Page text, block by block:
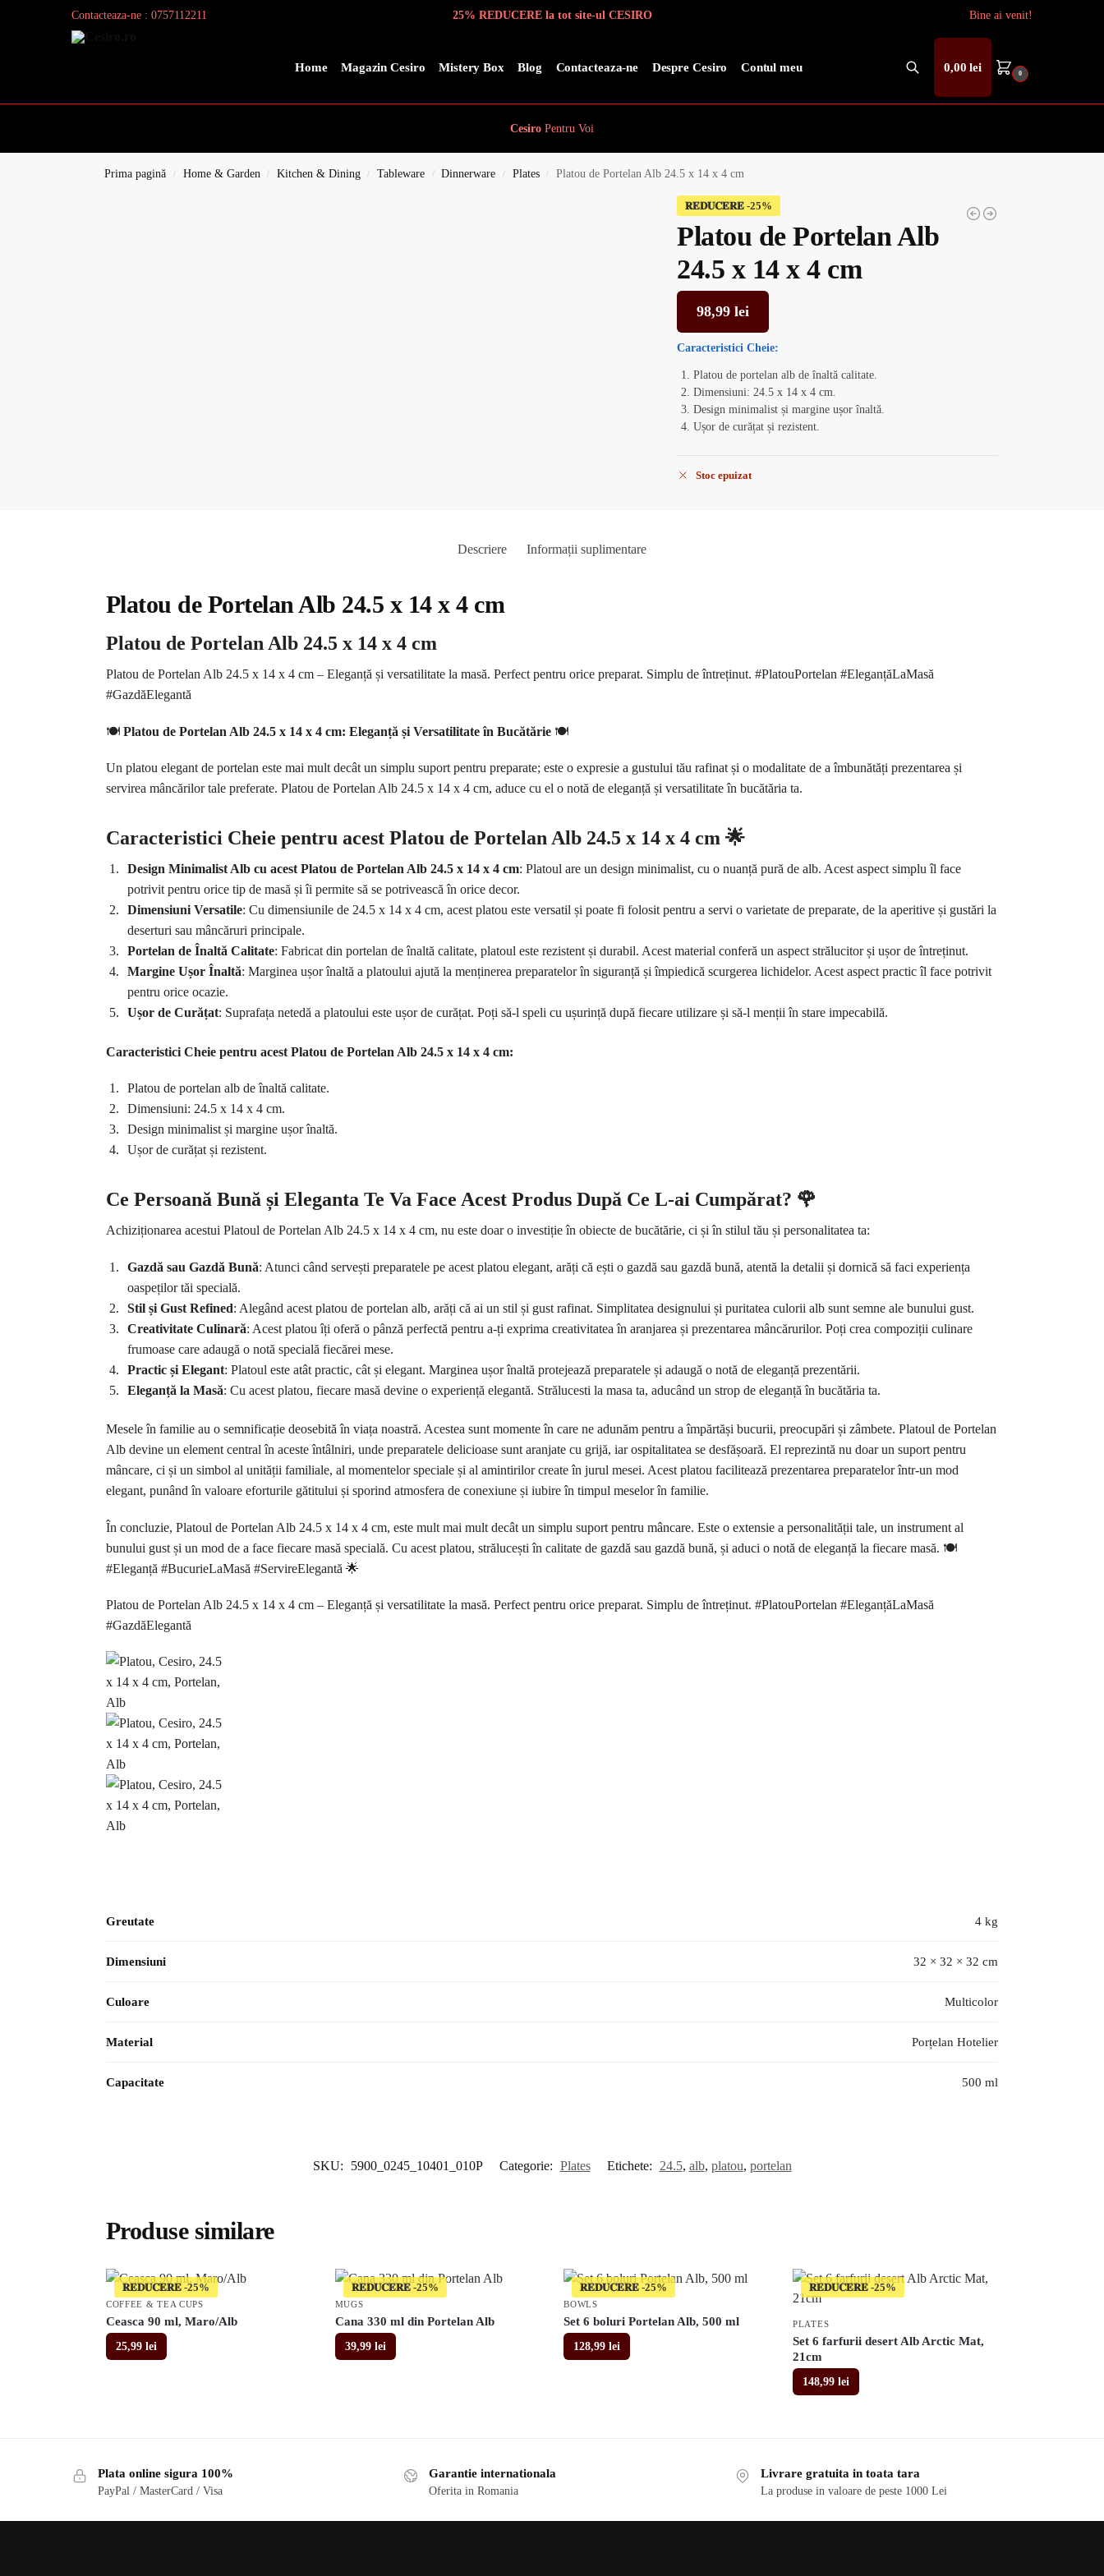
Contacteaza-ne : 0757112211 25% REDUCERE la tot site-ul CESIRO Bine ai venit!
Home Magazin Cesiro Mistery Box Blog Contacteaza-ne Despre Cesiro Contul meu
Search
0,00lei 0
Cesiro Pentru Voi
Prima pagină / Home & Garden / Kitchen & Dining / Tableware / Dinnerware / Plates / Platou de Portelan Alb 24.5 x 14 x 4 cm
𝐑𝐄𝐃𝐔𝐂𝐄𝐑𝐄
Platou de Portelan Alb
24.5 x 14 x 4 cm
98,99lei
Caracteristici Cheie:
Platou de portelan alb de înaltă calitate.
Dimensiuni: 24.5 x 14 x 4 cm.
Design minimalist și margine ușor înaltă.
Ușor de curățat și rezistent.
Stoc epuizat
Descriere Informații suplimentare
Platou de Portelan Alb 24.5 x 14 x 4 cm
Platou de Portelan Alb 24.5 x 14 x 4 cm
Platou de Portelan Alb 24.5 x 14 x 4 cm – Eleganță și versatilitate la masă. Perfect pentru orice preparat. Simplu de întreținut. #PlatouPortelan #EleganțăLaMasă
#GazdăElegantă
🍽️ Platou de Portelan Alb 24.5 x 14 x 4 cm: Eleganță și Versatilitate în Bucătărie🍽️
Un platou elegant de portelan este mai mult decât un simplu suport pentru preparate; este o expresie a gustului tău rafinat și o modalitate de a îmbunătăți prezentarea și
servirea mâncărilor tale preferate. Platou de Portelan Alb 24.5 x 14 x 4 cm, aduce cu el o notă de eleganță și versatilitate în bucătăria ta.
Caracteristici Cheie pentru acest Platou de Portelan Alb 24.5 x 14 x 4 cm 🌟
Design Minimalist Alb cu acest Platou de Portelan Alb 24.5 x 14 x 4 cm: Platoul are un design minimalist, cu o nuanță pură de alb. Acest aspect simplu îl face
potrivit pentru orice tip de masă și îi permite să se potrivească în orice decor.
Dimensiuni Versatile: Cu dimensiunile de 24.5 x 14 x 4 cm, acest platou este versatil și poate fi folosit pentru a servi o varietate de preparate, de la aperitive și gustări la
deserturi sau mâncăruri principale.
Portelan de Înaltă Calitate: Fabricat din portelan de înaltă calitate, platoul este rezistent și durabil. Acest material conferă un aspect strălucitor și ușor de întreținut.
Margine Ușor Înaltă: Marginea ușor înaltă a platoului ajută la menținerea preparatelor în siguranță și împiedică scurgerea lichidelor. Acest aspect practic îl face potrivit
pentru orice ocazie.
Ușor de Curățat: Suprafața netedă a platoului este ușor de curățat. Poți să-l speli cu ușurință după fiecare utilizare și să-l menții în stare impecabilă.
Caracteristici Cheie pentru acest Platou de Portelan Alb 24.5 x 14 x 4 cm:
Platou de portelan alb de înaltă calitate.
Dimensiuni: 24.5 x 14 x 4 cm.
Design minimalist și margine ușor înaltă.
Ușor de curățat și rezistent.
Ce Persoană Bună și Eleganta Te Va Face Acest Produs După Ce L-ai Cumpărat? 🌹
Achiziționarea acestui Platoul de Portelan Alb 24.5 x 14 x 4 cm, nu este doar o investiție în obiecte de bucătărie, ci și în stilul tău și personalitatea ta:
Gazdă sau Gazdă Bună: Atunci când servești preparatele pe acest platou elegant, arăți că ești o gazdă sau gazdă bună, atentă la detalii și dornică să faci experiența
oaspeților tăi specială.
Stil și Gust Refined: Alegând acest platou de portelan alb, arăți că ai un stil și gust rafinat. Simplitatea designului și puritatea culorii alb sunt semne ale bunului gust.
Creativitate Culinară: Acest platou îți oferă o pânză perfectă pentru a-ți exprima creativitatea în aranjarea și prezentarea mâncărurilor. Poți crea compoziții culinare
frumoase care adaugă o notă specială fiecărei mese.
Practic și Elegant: Platoul este atât practic, cât și elegant. Marginea ușor înaltă protejează preparatele și adaugă o notă de eleganță prezentării.
Eleganță la Masă: Cu acest platou, fiecare masă devine o experiență elegantă. Strălucesti la masa ta, aducând un strop de eleganță în bucătăria ta.
Mesele în familie au o semnificație deosebită în viața noastră. Acestea sunt momente în care ne adunăm pentru a împărtăși bucurii, preocupări și zâmbete. Platoul de Portelan
Alb devine un element central în aceste întâlniri, unde preparatele delicioase sunt aranjate cu grijă, iar ospitalitatea se desfășoară. El reprezintă nu doar un suport pentru
mâncare, ci și un simbol al unității familiale, al momentelor speciale și al amintirilor create în jurul mesei. Acest platou facilitează prezentarea preparatelor într-un mod
elegant, punând în valoare eforturile gătitului și sporind atmosfera de conexiune și iubire în timpul meselor în familie.
În concluzie, Platoul de Portelan Alb 24.5 x 14 x 4 cm, este mult mai mult decât un simplu suport pentru mâncare. Este o extensie a personalității tale, un instrument al
bunului gust și un mod de a face fiecare masă specială. Cu acest platou, strălucești în calitate de gazdă sau gazdă bună, și aduci o notă de eleganță la fiecare masă. 🍽️
#Eleganță #BucurieLaMasă #ServireElegantă 🌟
Platou de Portelan Alb 24.5 x 14 x 4 cm – Eleganță și versatilitate la masă. Perfect pentru orice preparat. Simplu de întreținut. #PlatouPortelan #EleganțăLaMasă
#GazdăElegantă
Greutate 4 kg
Dimensiuni 32 × 32 × 32 cm
Culoare Multicolor
Material Porțelan Hotelier
Capacitate 500 ml
SKU: 5900_0245_10401_010P Categorie: Plates Etichete: 24.5, alb, platou, portelan
Produse similare
𝐑𝐄𝐃𝐔𝐂𝐄𝐑𝐄
COFFEE & TEA CUPS
Ceasca 90 ml, Maro/Alb
25,99 lei
𝐑𝐄𝐃𝐔𝐂𝐄𝐑𝐄
MUGS
Cana 330 ml din Portelan Alb
39,99 lei
𝐑𝐄𝐃𝐔𝐂𝐄𝐑𝐄
BOWLS
Set 6 boluri Portelan Alb, 500 ml
128,99lei
𝐑𝐄𝐃𝐔𝐂𝐄𝐑𝐄
PLATES
Set 6 farfurii desert Alb Arctic Mat,
21cm
148,99lei
Plata online sigura 100%
PayPal / MasterCard / Visa
Garantie internationala
Oferita in Romania
Livrare gratuita in toata tara
La produse in valoare de peste 1000 Lei